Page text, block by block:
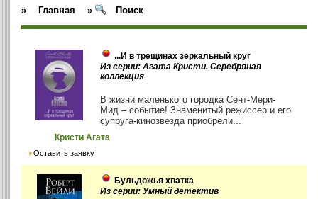
» Главная » Поиск
...И в трещинах зеркальный круг
Из серии: Агата Кристи. Серебряная
коллекция
В жизни маленького городка Сент-Мери-
Мид – событие! Знаменитый режиссер и его
супруга-кинозвезда приобрели...
Кристи Агата
Оставить заявку
Бульдожья хватка
Из серии: Умный детектив